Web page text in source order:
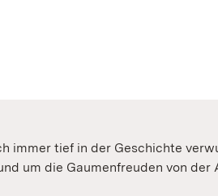
tief in der Geschichte
um die Gaumenfreuden von